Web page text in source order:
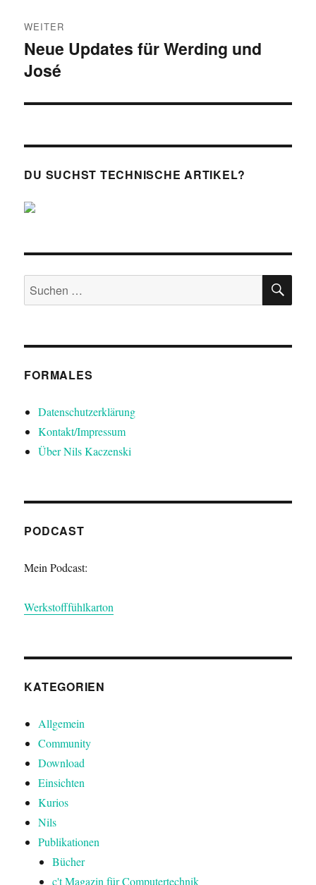
WEITER
Nächster
Beitrag:
Neue Updates für Werding und
José
DU SUCHST TECHNISCHE ARTIKEL?
Suchen
nach:
FORMALES
Datenschutzerklärung
Kontakt/Impressum
Über Nils Kaczenski
PODCAST
Mein Podcast:
Werkstofffühlkarton
KATEGORIEN
Allgemein
Community
Download
Einsichten
Kurios
Nils
Publikationen
Bücher
c't Magazin für Computertechnik